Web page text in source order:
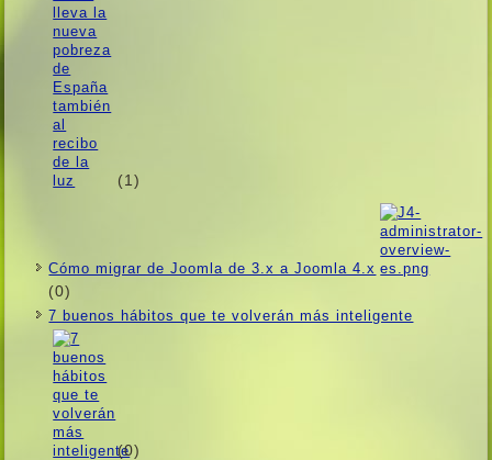
(1)
Cómo migrar de Joomla de 3.x a Joomla 4.x
(0)
7 buenos hábitos que te volverán más inteligente
(0)